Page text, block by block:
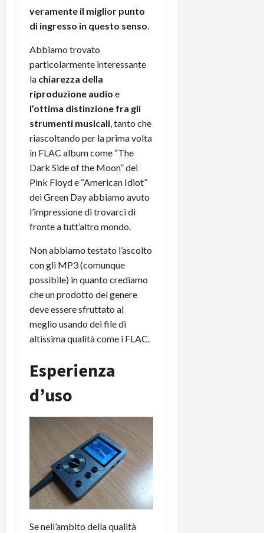
veramente il miglior punto
di ingresso in questo senso.
Abbiamo trovato
particolarmente interessante
la chiarezza della
riproduzione audio e
l’ottima distinzione fra gli
strumenti musicali, tanto che
riascoltando per la prima volta
in FLAC album come “The
Dark Side of the Moon” dei
Pink Floyd e “American Idiot”
dei Green Day abbiamo avuto
l’impressione di trovarci di
fronte a tutt’altro mondo.
Non abbiamo testato l’ascolto
con gli MP3 (comunque
possibile) in quanto crediamo
che un prodotto del genere
deve essere sfruttato al
meglio usando dei file di
altissima qualità come i FLAC.
Esperienza
d’uso
Se nell’ambito della qualità